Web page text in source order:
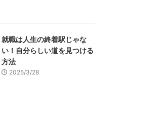
就職は人生の終着駅じゃな
い！自分らしい道を見つける
方法
2025/3/28